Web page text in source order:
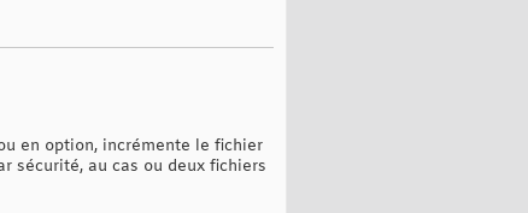
en option, incrémente le fichier
sécurité, au cas ou deux fichiers